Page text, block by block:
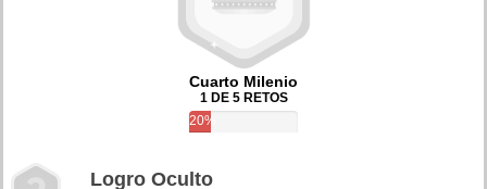
Cuarto Milenio
1 DE 5 RETOS
20%
Logro Oculto